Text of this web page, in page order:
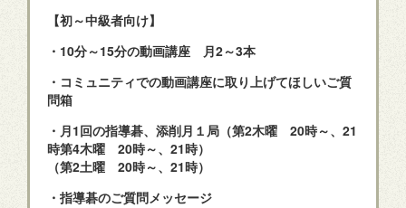
【初～中級者向け】
・10分～15分の動画講座 月2～3本
・コミュニティでの動画講座に取り上げてほしいご質
問箱
・月1回の指導碁、添削月１局（第2木曜 20時～、21
時第4木曜 20時～、21時）
（第2土曜 20時～、21時）
・指導碁のご質問メッセージ